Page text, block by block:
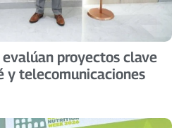
proyectos clave
y telecomunicaciones